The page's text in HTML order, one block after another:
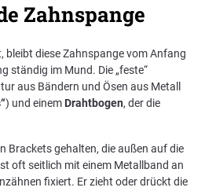
Zahnspange
bleibt diese Zahnspange vom Anfang
ständig im Mund. Die „feste“
aus Bändern und Ösen aus Metall
) und einem Drahtbogen, der die
Brackets gehalten, die außen auf die
oft seitlich mit einem Metallband an
fixiert. Er zieht oder drückt die